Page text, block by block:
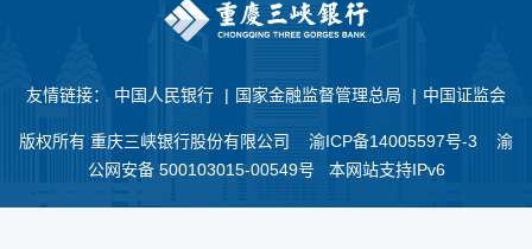
友情链接： 中国人民银行 | 国家金融监督管理总局 | 中国证监会
版权所有 重庆三峡银行股份有限公司 渝ICP备14005597号-3 渝
公网安备 500103015-00549号 本网站支持IPv6